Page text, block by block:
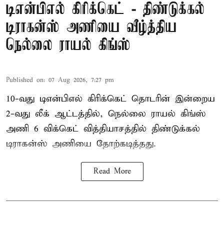
டிஎன்பிஎல் கிரிக்கெட் - திண்டுக்கல்
டிராகன்ஸ் அணியை வீழ்த்திய
நெல்லை ராயல் கிங்ஸ்
Published on: 07 Aug 2026, 7:27 pm
10-வது டிஎன்பிஎல் கிரிக்கெட் தொடரின் இன்றைய
2-வது லீக் ஆட்டத்தில், நெல்லை ராயல் கிங்ஸ்
அணி 6 விக்கெட் வித்தியாசத்தில் திண்டுக்கல்
டிராகன்ஸ் அணியை தோற்கடித்தது.
Read More